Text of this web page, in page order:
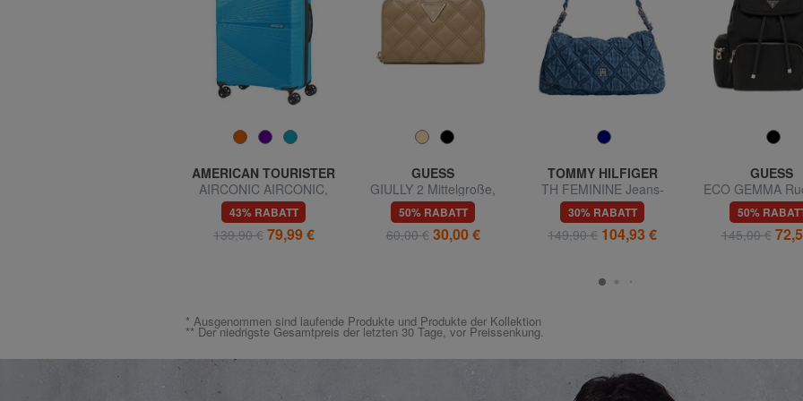
AMERICAN TOURISTER
AIRCONIC AIRCONIC,
mittlere Größe, leicht
43% RABATT
139,90 € 79,99 €
GUESS
GIULLY 2 Mittelgroße,
gesteppte Geldbörse mit
Reißverschluss
50% RABATT
60,00 € 30,00 €
TOMMY HILFIGER
TH FEMININE Jeans-
Schultertasche
30% RABATT
149,90 € 104,93 €
GUESS
ECO GEMMA
Frau
50%
145,00 €
* Ausgenommen sind laufende Produkte und Produkte der Kollektion
** Der niedrigste Gesamtpreis der letzten 30 Tage, vor Preissenkung.